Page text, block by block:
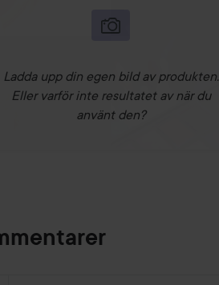
Ladda upp din egen bild av produkten.
Eller varför inte resultatet av när du
använt den?